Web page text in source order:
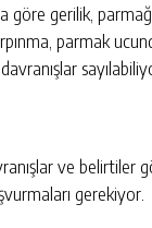
gerilik,
parmak
ve
gerekiyor.